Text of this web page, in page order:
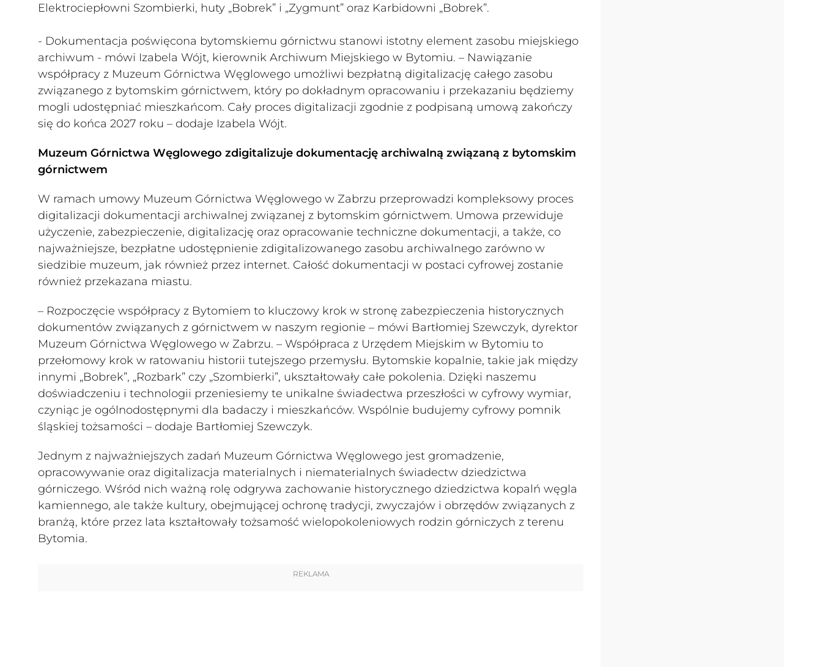
Elektrociepłowni Szombierki, huty „Bobrek” i „Zygmunt” oraz Karbidowni „Bobrek”.
- Dokumentacja poświęcona bytomskiemu górnictwu stanowi istotny element zasobu miejskiego
archiwum - mówi Izabela Wójt, kierownik Archiwum Miejskiego w Bytomiu. – Nawiązanie
współpracy z Muzeum Górnictwa Węglowego umożliwi bezpłatną digitalizację całego zasobu
związanego z bytomskim górnictwem, który po dokładnym opracowaniu i przekazaniu będziemy
mogli udostępniać mieszkańcom. Cały proces digitalizacji zgodnie z podpisaną umową zakończy
się do końca 2027 roku – dodaje Izabela Wójt.
Muzeum Górnictwa Węglowego zdigitalizuje dokumentację archiwalną związaną z bytomskim
górnictwem
W ramach umowy Muzeum Górnictwa Węglowego w Zabrzu przeprowadzi kompleksowy proces
digitalizacji dokumentacji archiwalnej związanej z bytomskim górnictwem. Umowa przewiduje
użyczenie, zabezpieczenie, digitalizację oraz opracowanie techniczne dokumentacji, a także, co
najważniejsze, bezpłatne udostępnienie zdigitalizowanego zasobu archiwalnego zarówno w
siedzibie muzeum, jak również przez internet. Całość dokumentacji w postaci cyfrowej zostanie
również przekazana miastu.
– Rozpoczęcie współpracy z Bytomiem to kluczowy krok w stronę zabezpieczenia historycznych
dokumentów związanych z górnictwem w naszym regionie – mówi Bartłomiej Szewczyk, dyrektor
Muzeum Górnictwa Węglowego w Zabrzu. – Współpraca z Urzędem Miejskim w Bytomiu to
przełomowy krok w ratowaniu historii tutejszego przemysłu. Bytomskie kopalnie, takie jak między
innymi „Bobrek”, „Rozbark” czy „Szombierki”, ukształtowały całe pokolenia. Dzięki naszemu
doświadczeniu i technologii przeniesiemy te unikalne świadectwa przeszłości w cyfrowy wymiar,
czyniąc je ogólnodostępnymi dla badaczy i mieszkańców. Wspólnie budujemy cyfrowy pomnik
śląskiej tożsamości – dodaje Bartłomiej Szewczyk.
Jednym z najważniejszych zadań Muzeum Górnictwa Węglowego jest gromadzenie,
opracowywanie oraz digitalizacja materialnych i niematerialnych świadectw dziedzictwa
górniczego. Wśród nich ważną rolę odgrywa zachowanie historycznego dziedzictwa kopalń węgla
kamiennego, ale także kultury, obejmującej ochronę tradycji, zwyczajów i obrzędów związanych z
branżą, które przez lata kształtowały tożsamość wielopokoleniowych rodzin górniczych z terenu
Bytomia.
REKLAMA